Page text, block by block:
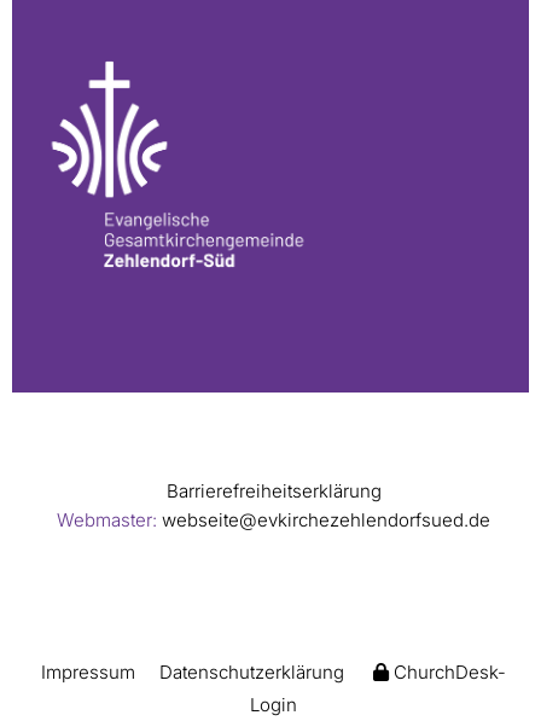
Barrierefreiheitserklärung
Webmaster: webseite@evkirchezehlendorfsued.de
Impressum Datenschutzerklärung
ChurchDesk-
Login